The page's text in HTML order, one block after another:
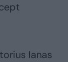
Ianas